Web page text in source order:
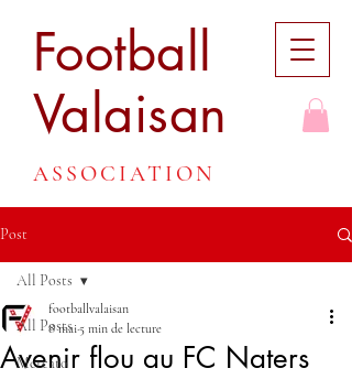
Football
Valaisan
ASSOCIATION
Post
All Posts
Mercato
All Posts
Avenir flou au FC Naters
footballvalaisan
8 mai5 min de lecture